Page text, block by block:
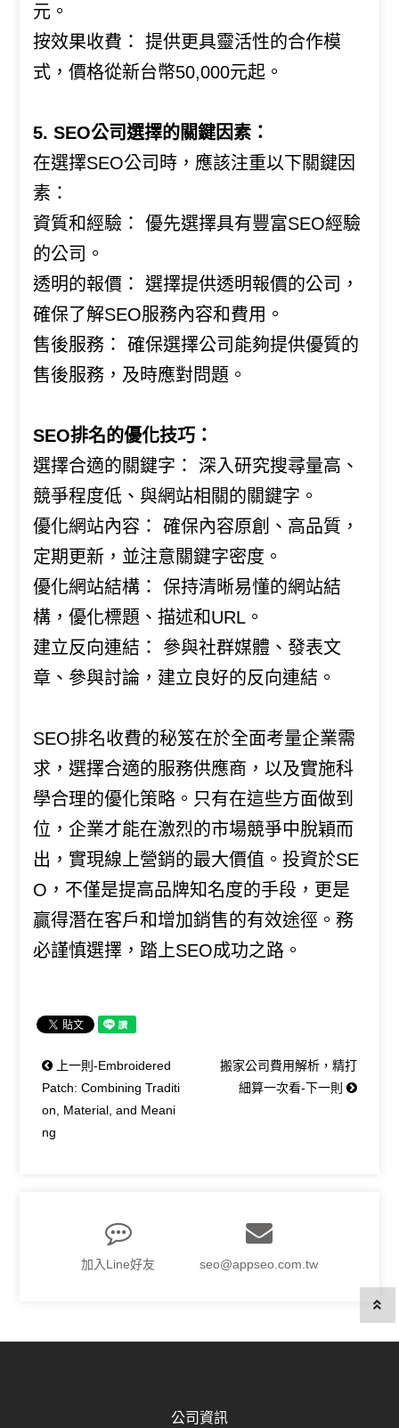
元。
按效果收費： 提供更具靈活性的合作模
式，價格從新台幣50,000元起。
5. SEO公司選擇的關鍵因素：
在選擇SEO公司時，應該注重以下關鍵因
素：
資質和經驗： 優先選擇具有豐富SEO經驗
的公司。
透明的報價： 選擇提供透明報價的公司，
確保了解SEO服務內容和費用。
售後服務： 確保選擇公司能夠提供優質的
售後服務，及時應對問題。
SEO排名的優化技巧：
選擇合適的關鍵字： 深入研究搜尋量高、
競爭程度低、與網站相關的關鍵字。
優化網站內容： 確保內容原創、高品質，
定期更新，並注意關鍵字密度。
優化網站結構： 保持清晰易懂的網站結
構，優化標題、描述和URL。
建立反向連結： 參與社群媒體、發表文
章、參與討論，建立良好的反向連結。
SEO排名收費的秘笈在於全面考量企業需
求，選擇合適的服務供應商，以及實施科
學合理的優化策略。只有在這些方面做到
位，企業才能在激烈的市場競爭中脫穎而
出，實現線上營銷的最大價值。投資於SE
O，不僅是提高品牌知名度的手段，更是
贏得潛在客戶和增加銷售的有效途徑。務
必謹慎選擇，踏上SEO成功之路。
上一則-Embroidered
Patch: Combining Traditi
on, Material, and Meani
ng
搬家公司費用解析，精打
細算一次看-下一則
加入Line好友 seo@appseo.com.tw
公司資訊